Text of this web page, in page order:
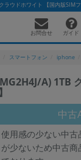
ラウドホワイト 【国内版
お問合せ ガイド
スマートフォン iphone
A) 1TB
中古
使用感の少ない中
が少ないため中古
コン検索に切り替